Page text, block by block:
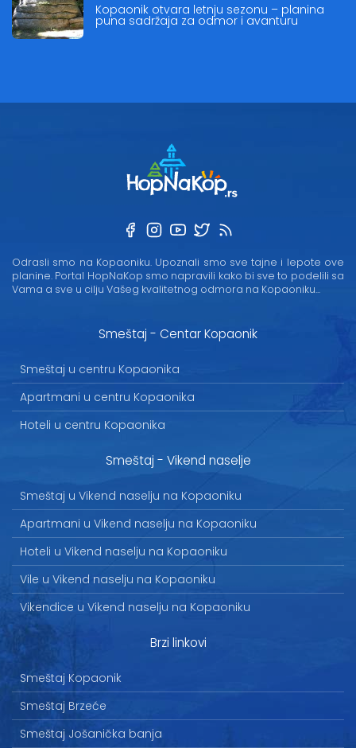
Kopaonik otvara letnju sezonu – planina
puna sadržaja za odmor i avanturu
Odrasli smo na Kopaoniku. Upoznali smo sve tajne i lepote ove
planine. Portal HopNaKop smo napravili kako bi sve to podelili sa
Vama a sve u cilju Vašeg kvalitetnog odmora na Kopaoniku...
Smeštaj - Centar Kopaonik
Smeštaj u centru Kopaonika
Apartmani u centru Kopaonika
Hoteli u centru Kopaonika
Smeštaj - Vikend naselje
Smeštaj u Vikend naselju na Kopaoniku
Apartmani u Vikend naselju na Kopaoniku
Hoteli u Vikend naselju na Kopaoniku
Vile u Vikend naselju na Kopaoniku
Vikendice u Vikend naselju na Kopaoniku
Brzi linkovi
Smeštaj Kopaonik
Smeštaj Brzeće
Smeštaj Jošanička banja